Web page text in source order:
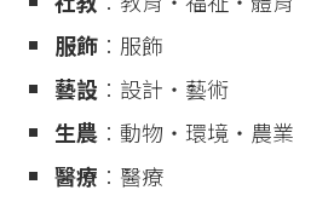
服飾 ︰服飾
藝設 ︰設計・藝術
生農 ︰動物・環境・農業
醫療 ︰醫療